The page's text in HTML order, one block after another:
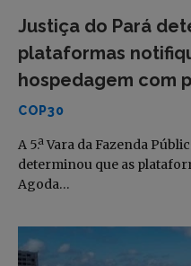
Justiça do Pará
plataformas
hospedagem com
COP30
A 5.ª Vara da Fazenda
determinou que as
Agoda…